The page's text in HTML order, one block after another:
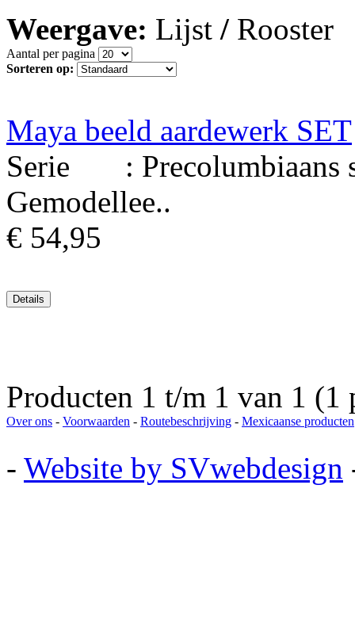
Weergave: Lijst / Rooster
Aantal per pagina
Sorteren op:
Maya beeld aardewerk SET
Serie : Precolumbiaans
Gemodellee..
€ 54,95
Producten 1 t/m 1 van 1 (1
Over ons - Voorwaarden - Routebeschrijving - Mexicaanse producten
- Website by SVwebdesign